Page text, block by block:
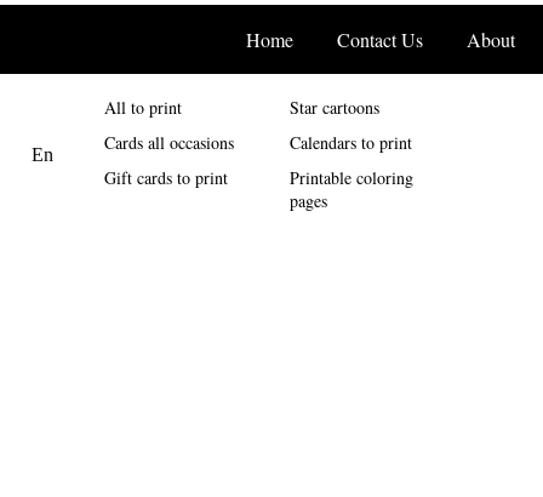
Home Contact Us About
All to print
Cards all occasions
Gift cards to print
Star cartoons
Calendars to print
Printable coloring
pages